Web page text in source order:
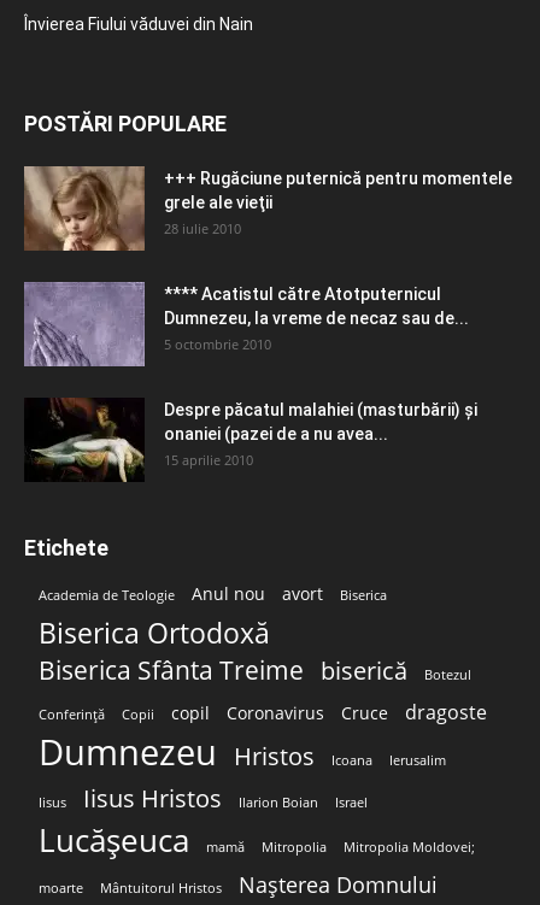
Învierea Fiului văduvei din Nain
POSTĂRI POPULARE
+++ Rugăciune puternică pentru momentele
grele ale vieţii
28 iulie 2010
**** Acatistul către Atotputernicul
Dumnezeu, la vreme de necaz sau de...
5 octombrie 2010
Despre păcatul malahiei (masturbării) şi
onaniei (pazei de a nu avea...
15 aprilie 2010
Etichete
Academia de Teologie Anul nou avort Biserica
Biserica Ortodoxă
Biserica Sfânta Treime biserică Botezul
Conferință Copii copil Coronavirus Cruce dragoste
Dumnezeu Hristos Icoana Ierusalim
Iisus Iisus Hristos Ilarion Boian Israel
Lucășeuca mamă Mitropolia Mitropolia Moldovei;
moarte Mântuitorul Hristos Nașterea Domnului